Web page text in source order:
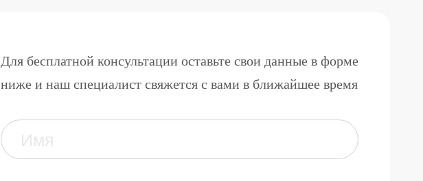
Для бесплатной консультации оставьте свои данные в форме
ниже и наш специалист свяжется с вами в ближайшее время